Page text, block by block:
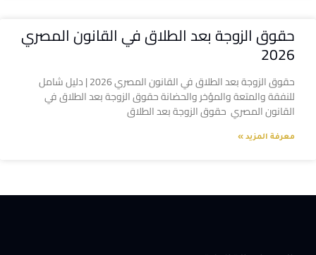
حقوق الزوجة بعد الطلاق في القانون المصري
2026
حقوق الزوجة بعد الطلاق في القانون المصري 2026 | دليل شامل
للنفقة والمتعة والمؤخر والحضانة حقوق الزوجة بعد الطلاق في
القانون المصري حقوق الزوجة بعد الطلاق
معرفة المزيد »